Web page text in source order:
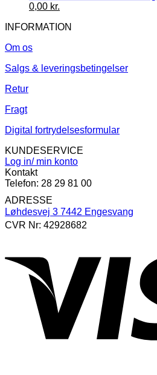
0,00 kr.
INFORMATION
Om os
Salgs & leveringsbetingelser
Retur
Fragt
Digital fortrydelsesformular
KUNDESERVICE
Log in/ min konto
Kontakt
Telefon: 28 29 81 00
ADRESSE
Løhdesvej 3 7442 Engesvang
CVR Nr: 42928682